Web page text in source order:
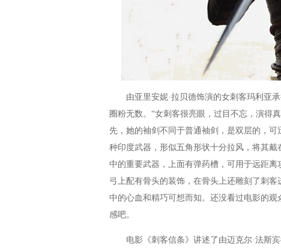
由亚里安妮·拉贝德饰演的女刺客玛利亚承
圈粉无数。“女刺客很亮眼，过目不忘，演得
先，她的袖剑不同于普通袖剑，是双层的，
种印度武器，形似五角形状十分拉风，将其
中的重要武器，上面有弹药槽，可用于远距
弓上配有骨头的装饰，在骨头上还雕刻了刺
中的心血和精巧可想而知。还没看过电影的
感吧。
电影《刺客信条》讲述了由迈克尔·法斯宾